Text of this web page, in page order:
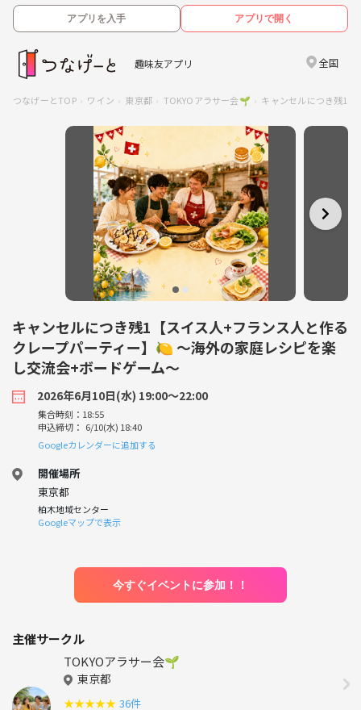
アプリを入手 アプリで開く
趣味友アプリ 全国
つなげーとTOP ワイン 東京都 TOKYOアラサー会🌱 キャンセルにつき残1
キャンセルにつき残1【スイス人+フランス人と作る
クレープパーティー】🍋 〜海外の家庭レシピを楽
し交流会+ボードゲーム〜
2026年6月10日(水) 19:00〜22:00
集合時刻：18:55
申込締切： 6/10(水) 18:40
Googleカレンダーに追加する
開催場所
東京都
柏木地域センター
Googleマップで表示
今すぐイベントに参加！！
主催サークル
TOKYOアラサー会🌱
東京都
★★★★★ 36件